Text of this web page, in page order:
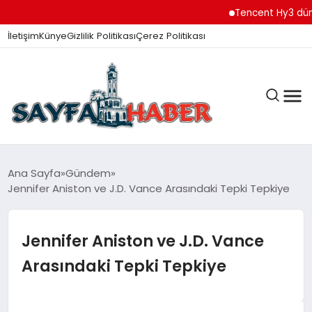
Tencent Hy3 dünya
İletişimKünyeGizlilik PolitikasıÇerez Politikası
ANA SAYFA
İZMIR HABERLERI
Ana Sayfa Gündem
Jennifer Aniston ve J.D. Vance Arasındaki Tepki Tepkiye
Jennifer Aniston ve J.D. Vance
Arasındaki Tepki Tepkiye